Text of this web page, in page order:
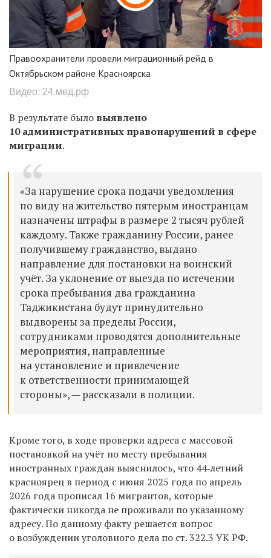
Правоохранители провели миграционный рейд в
Октябрьском районе Красноярска
Видео: 24.мвд.рф
В результате было выявлено
10 административных правонарушений в сфере
миграции.
«За нарушение срока подачи уведомления
по виду на жительство пятерым иностранцам
назначены штрафы в размере 2 тысяч рублей
каждому. Также гражданину России, ранее
получившему гражданство, выдано
направление для постановки на воинский
учёт. За уклонение от выезда по истечении
срока пребывания два гражданина
Таджикистана будут принудительно
выдворены за пределы России,
сотрудниками проводятся дополнительные
мероприятия, направленные
на установление и привлечение
к ответственности принимающей
стороны», — рассказали в полиции.
Кроме того, в ходе проверки адреса с массовой
постановкой на учёт по месту пребывания
иностранных граждан выяснилось, что 44‑летний
красноярец в период с июня 2025 года по апрель
2026 года прописал 16 мигрантов, которые
фактически никогда не проживали по указанному
адресу. По данному факту решается вопрос
о возбуждении уголовного дела по ст. 322.3 УК РФ.